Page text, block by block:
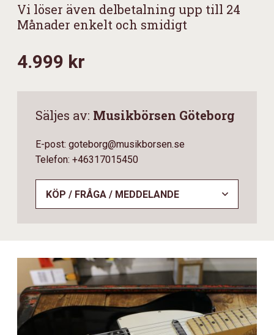
Vi löser även delbetalning upp till 24
Månader enkelt och smidigt
4.999 kr
Säljes av: Musikbörsen Göteborg
E-post: goteborg@musikborsen.se
Telefon: +46317015450
KÖP / FRÅGA / MEDDELANDE